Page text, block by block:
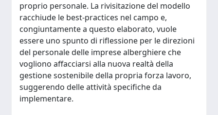
proprio personale. La rivisitazione del modello
racchiude le best-practices nel campo e,
congiuntamente a questo elaborato, vuole
essere uno spunto di riflessione per le direzioni
del personale delle imprese alberghiere che
vogliono affacciarsi alla nuova realtà della
gestione sostenibile della propria forza lavoro,
suggerendo delle attività specifiche da
implementare.